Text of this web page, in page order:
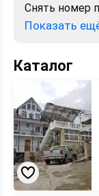
Снять номер
отзывы, фото,
Показать
Каталог
гостиница
недорого